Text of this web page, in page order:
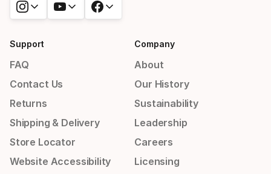
Support
FAQ
Contact Us
Returns
Shipping & Delivery
Store Locator
Website Accessibility
Company
About
Our History
Sustainability
Leadership
Careers
Licensing